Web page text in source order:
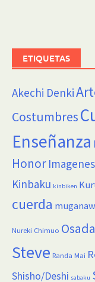
ETIQUETAS
Akechi Denki
Costumbres
Enseñanza
Honor
Kinbaku kinbiken
cuerda
Nureki Chimuo
Steve Randa Mai
Shisho/Deshi sabaku